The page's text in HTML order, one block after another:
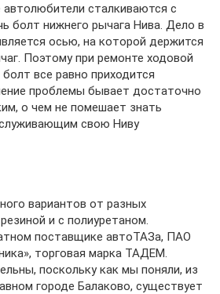
сталкиваются с
болт нижнего рычага Нива. Дело в
осью, на которой держится
Поэтому при ремонте ходовой
все равно приходится
проблемы бывает достаточно
о чем не помешает знать
свою Ниву
вариантов от разных
и с полиуретаном.
поставщике автоТАЗа, ПАО
торговая марка ТАДЕМ.
поскольку как мы поняли, из
городе Балаково, существует